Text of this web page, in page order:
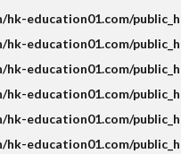
hk-education01.com/
hk-education01.com/
hk-education01.com/
hk-education01.com/
hk-education01.com/
hk-education01.com/